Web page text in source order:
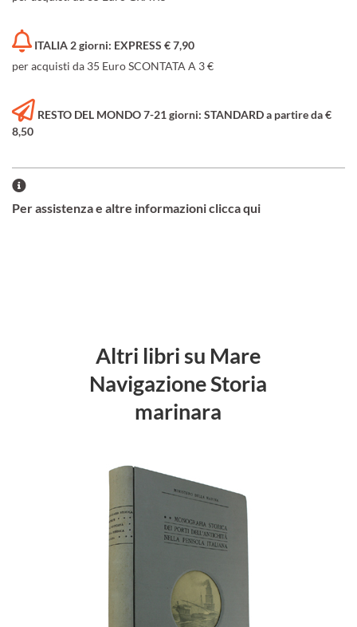
ITALIA 2 giorni: EXPRESS € 7,90
per acquisti da 35 Euro SCONTATA A 3 €
RESTO DEL MONDO 7-21 giorni: STANDARD a partire da €
8,50
Per assistenza e altre informazioni clicca qui
Altri libri su Mare
Navigazione Storia
marinara